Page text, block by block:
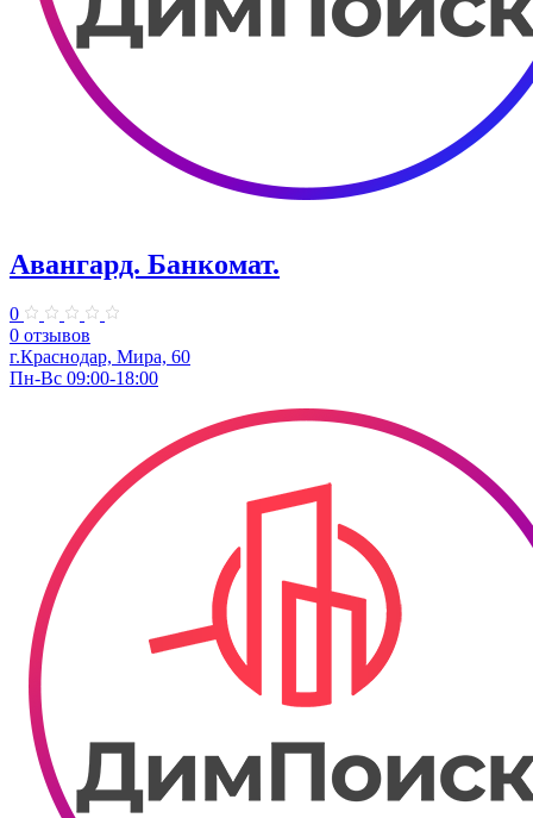
Авангард. Банкомат.
0
0 отзывов
г.Краснодар, Мира, 60
Пн-Вс 09:00-18:00